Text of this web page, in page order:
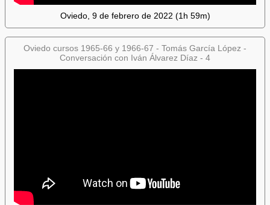
Oviedo, 9 de febrero de 2022 (1h 59m)
Oviedo cursos 1965-66 y 1966-67 - Tomás García López -
Conversación con Iván Álvarez Díaz - 4